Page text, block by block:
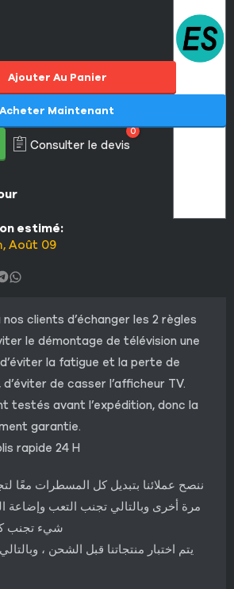
Ajouter Au Panier
Consulter le devis
0
Acheter Maintenant
estimé:
Août 09
clients d’échanger les 2 règles
le démontage de télévision une
la fatigue et la perte de
de casser l’afficheur TV.
testés avant l’expédition, donc la
garantie.
rapide 24 H
ننصح عملائنا بتبديل كل المسطرات معًا
مرة أخرى وبالتالي تجنب التعب وإضاعة
شيء تجنب
يتم اختبار منتجاتنا قبل الشحن ،